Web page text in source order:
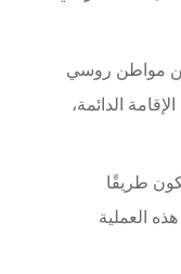
مواطن روسي
الدائمة،
طريقًا
العملية